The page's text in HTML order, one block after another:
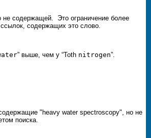
не содержащей. Это ограничение более
содержащих это слово.
” выше, чем у “Toth nitrogen”.
"heavy water spectroscopy", но не
поиска.